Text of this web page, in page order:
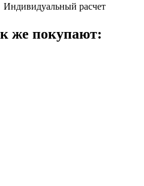
Индивидуальный расчет
же покупают: